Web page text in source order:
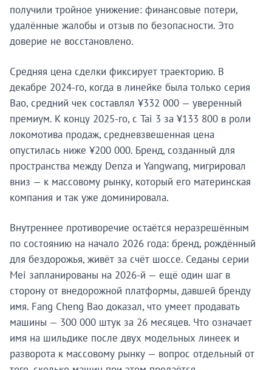
получили тройное унижение: финансовые потери,
удалённые жалобы и отзыв по безопасности. Это
доверие не восстановлено.
Средняя цена сделки фиксирует траекторию. В
декабре 2024-го, когда в линейке была только серия
Bao, средний чек составлял ¥332 000 — уверенный
премиум. К концу 2025-го, с Tai 3 за ¥133 800 в роли
локомотива продаж, средневзвешенная цена
опустилась ниже ¥200 000. Бренд, созданный для
пространства между Denza и Yangwang, мигрировал
вниз — к массовому рынку, который его материнская
компания и так уже доминировала.
Внутреннее противоречие остаётся неразрешённым
по состоянию на начало 2026 года: бренд, рождённый
для бездорожья, живёт за счёт шоссе. Седаны серии
Mei запланированы на 2026-й — ещё один шаг в
сторону от внедорожной платформы, давшей бренду
имя. Fang Cheng Bao доказал, что умеет продавать
машины — 300 000 штук за 26 месяцев. Что означает
имя на шильдике после двух модельных линеек и
разворота к массовому рынку — вопрос отдельный от